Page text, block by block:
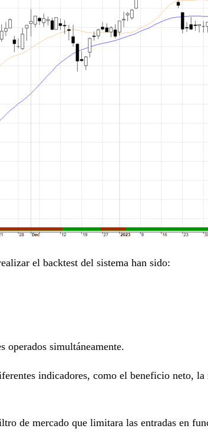
el backtest del sistema han sido:
operados simultáneamente.
indicadores, como el beneficio
de mercado que limitara las entradas en